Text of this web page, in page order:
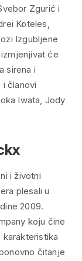
Zgurić i
Köteles,
Izgubljene
će
sirena i
članovi
Iwata, Jody
i životni
plesali u
2009.
koju čine
čitanje